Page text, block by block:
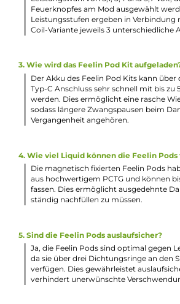
Leistungsstufen-Wahl nutzbar)
Zusätzlich integrierte
Moderner NX Chip mit
Feelin Pods mit 2.8 ml Füllvolumen
Ergonomisches Mundstück aus
Design für MTL und RDL
Zwei-Wege Airflow System für
des Pods um 180 Grad
0.6 Ohm (18-25 W), 0.8 Ohm (13-18
Bestmögliche Auslaufsicherheit
den Coils
1 x Nevoks Feelin Ersatz-Pod
1 x Nevoks SPL-10 Mesh Coil
1 x Nevoks SPL-10 Mesh Coil